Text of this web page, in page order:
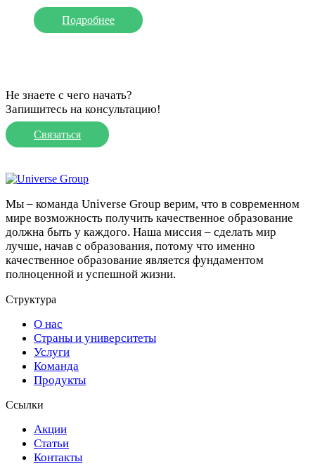
Подробнее
Не знаете с чего начать?
Запишитесь на консультацию!
Связаться
Мы – команда Universe Group верим, что в современном
мире возможность получить качественное образование
должна быть у каждого. Наша миссия – сделать мир
лучше, начав с образования, потому что именно
качественное образование является фундаментом
полноценной и успешной жизни.
Структура
О нас
Страны и университеты
Услуги
Команда
Продукты
Ссылки
Акции
Статьи
Контакты